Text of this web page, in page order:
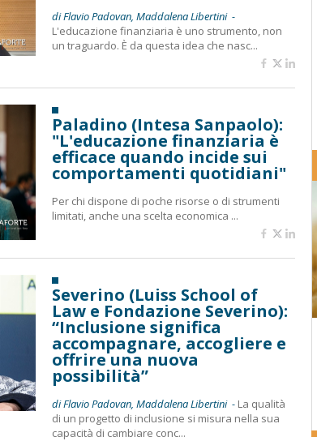
di Flavio Padovan, Maddalena Libertini -
L'educazione finanziaria è uno strumento, non
un traguardo. È da questa idea che nasc...
Paladino (Intesa Sanpaolo):
"L'educazione finanziaria è
efficace quando incide sui
comportamenti quotidiani"
Per chi dispone di poche risorse o di strumenti
limitati, anche una scelta economica ...
Severino (Luiss School of
Law e Fondazione Severino):
“Inclusione significa
accompagnare, accogliere e
offrire una nuova
possibilità”
di Flavio Padovan, Maddalena Libertini - La qualità
di un progetto di inclusione si misura nella sua
capacità di cambiare conc...